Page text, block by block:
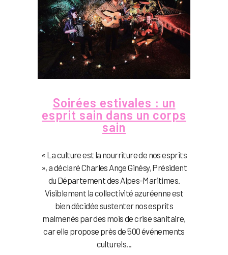
Soirées estivales : un
esprit sain dans un corps
sain
« La culture est la nourriture de nos esprits
», a déclaré Charles Ange Ginésy, Président
du Département des Alpes-Maritimes.
Visiblement la collectivité azuréenne est
bien décidée sustenter nos esprits
malmenés par des mois de crise sanitaire,
car elle propose près de 500 événements
culturels...